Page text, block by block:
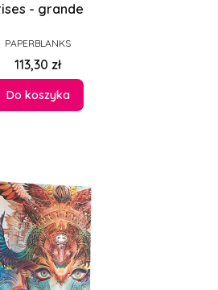
- grande
PRODUCENT
PAPERBLANKS
Cena
113,30 zł
Do koszyka